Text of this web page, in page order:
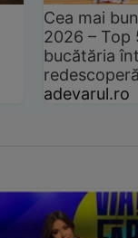
Cea mai
2026 –
bucătăria
adevarul.ro